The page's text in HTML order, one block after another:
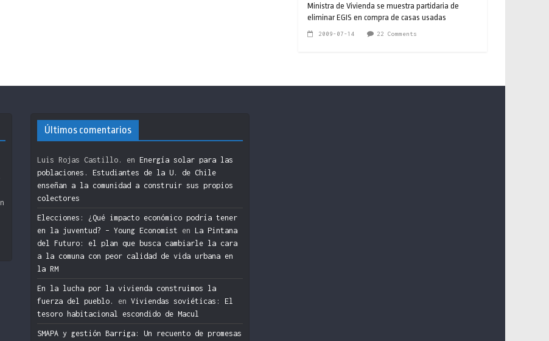
Ministra de Vivienda se muestra partidaria de
eliminar EGIS en compra de casas usadas
2009-07-14 22 Comments
Últimos comentarios
Luis Rojas Castillo. en Energía solar para las
poblaciones. Estudiantes de la U. de Chile
enseñan a la comunidad a construir sus propios
colectores
Elecciones: ¿Qué impacto económico podría tener
en la juventud? – Young Economist en La Pintana
del Futuro: el plan que busca cambiarle la cara
a la comuna con peor calidad de vida urbana en
la RM
En la lucha por la vivienda construimos la
fuerza del pueblo.
en Viviendas soviéticas: El
tesoro habitacional escondido de Macul
SMAPA y gestión Barriga: Un recuento de promesas